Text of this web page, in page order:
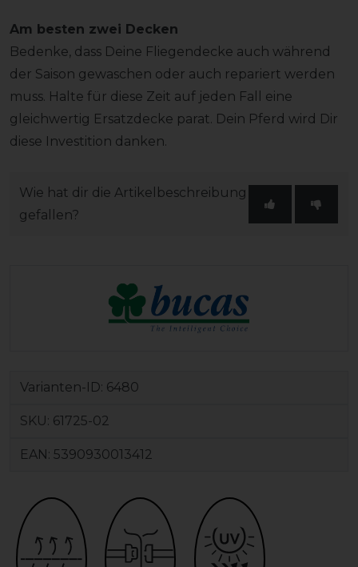
Am besten zwei Decken
Bedenke, dass Deine Fliegendecke auch während
der Saison gewaschen oder auch repariert werden
muss. Halte für diese Zeit auf jeden Fall eine
gleichwertig Ersatzdecke parat. Dein Pferd wird Dir
diese Investition danken.
Wie hat dir die Artikelbeschreibung
gefallen?
Varianten-ID: 6480
SKU: 61725-02
EAN: 5390930013412